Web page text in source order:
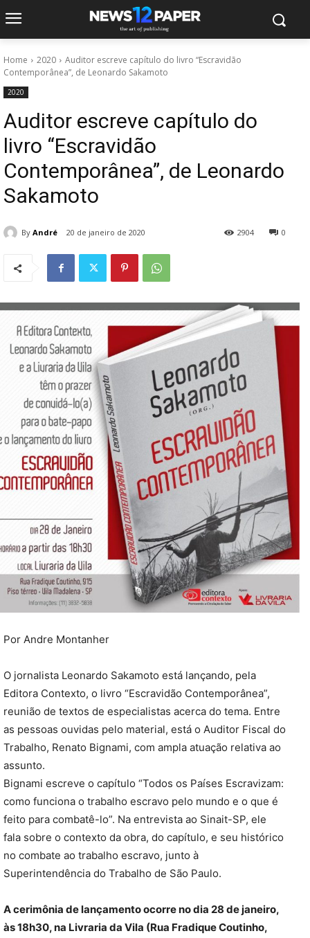
Home 2020
Auditor escreve capítulo do livro “Escravidão
Contemporânea”, de Leonardo Sakamoto
2020
Auditor escreve capítulo do
livro “Escravidão
Contemporânea”, de Leonardo
Sakamoto
By André 20 de janeiro de 2020 0
2904
Por Andre Montanher
O jornalista Leonardo Sakamoto está lançando, pela
Editora Contexto, o livro “Escravidão Contemporânea”,
reunião de textos de especialistas acerca do tema. Entre
as pessoas ouvidas pelo material, está o Auditor Fiscal do
Trabalho, Renato Bignami, com ampla atuação relativa ao
assunto.
Bignami escreve o capítulo “Todos os Países Escravizam:
como funciona o trabalho escravo pelo mundo e o que é
feito para combatê-lo”. Na entrevista ao Sinait-SP, ele
fala sobre o contexto da obra, do capítulo, e seu histórico
no combate ao trabalho escravo, junto à
Superintendência do Trabalho de São Paulo.
A cerimônia de lançamento ocorre no dia 28 de janeiro,
às 18h30, na Livraria da Vila (Rua Fradique Coutinho,